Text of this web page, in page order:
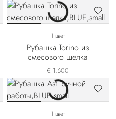
1 цвет
Рубашка Torino из
смесового шелка
€ 1.600
1 цвет